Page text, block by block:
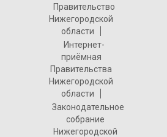
Правительство
Нижегородской
области
Интернет-
приёмная
Правительства
Нижегородской
области
Законодательное
собрание
Нижегородской